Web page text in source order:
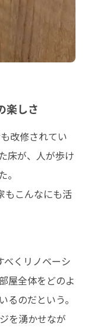
楽しさ
改修されてい
床が、人が歩け
もこんなにも活
べくリノベーシ
屋全体をどのよ
るのだという。
を湧かせなが